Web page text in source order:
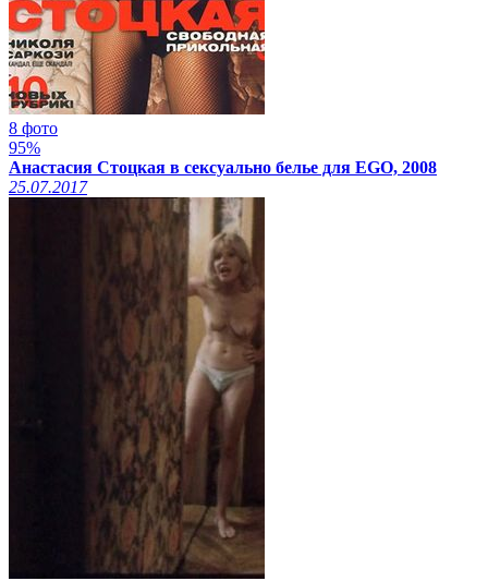
8 фото
95%
Анастасия Стоцкая в сексуально белье для EGO, 2008
25.07.2017